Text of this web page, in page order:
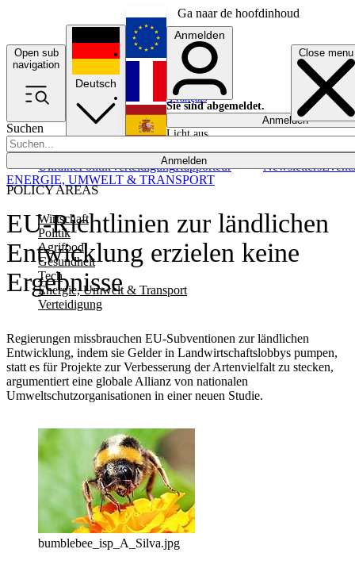
Ga naar de hoofdinhoud
Open sub
navigation
Close menu
Suchen
Anmelden
POLICY AREAS
Wirtschaft
Politik
Agrifood
Gesundheit
Tech
Energie, Umwelt & Transport
Verteidigung
UkrainePolitikVerteidigungRapporteur NewslettersEvents
Deutsch
English
Français
Anmelden
Sie sind abgemeldet.
Anmelden
Licht aus
EU-Richtlinien zur ländlichen
Entwicklung erzielen keine
Ergebnisse
Regierungen missbrauchen EU-Subventionen zur ländlichen
Entwicklung, indem sie Gelder in Landwirtschaftslobbys pumpen,
statt es für Projekte zur Verbesserung der Artenvielfalt zu stecken,
argumentiert eine globale Allianz von nationalen
Umweltschutzorganisationen in einer neuen Studie.
ENERGIE, UMWELT & TRANSPORT
bumblebee_isp_A_Silva.jpg